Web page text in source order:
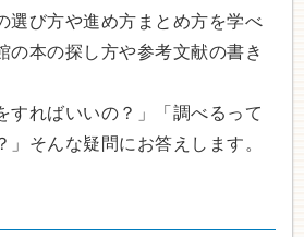
選び方や進め方まとめ方を学べ
の本の探し方や参考文献の書き
すればいいの？」「調べるって
」そんな疑問にお答えします。